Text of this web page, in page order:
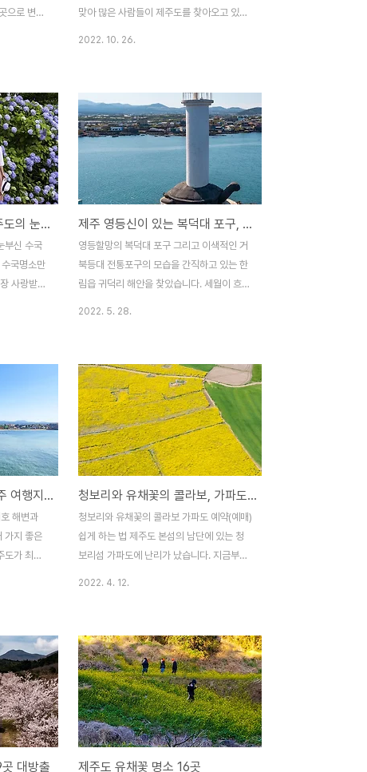
몸무게
었습니다. 날카로운 바위 지대가..
으로 변해
에겐 이색
제주도에
다른 느낌
위치해
라 남녀노
점이 있습
나 드나들
는 입장료
구에는 간
맞아 많은 사람들이 제주도를 찾아오고 있는
압권이고요, 몇 년 전에 제주도에 등장하여
이목을 집중시켰던 외래종 핑크뮬리는 이제
인기가 좀 시들해진 느낌도 듭니다. 이렇게
아름다운 가을철이면 떠나고 싶을 정도로 문
득 생각나는 곳이 있으니 그곳은 바로 섬 속
의 섬 차귀도입니다. 기이한 절벽 지대로 이
루어진 섬이지만 섬의 상부로 올라서면 탁 트
인 경관에 온 섬이 가을빛 억새로 일렁이는
모습을 보노라면 온갖 잡념이 다 사라지고 힐
링되는 느낌을 받기 때문입니다..
2022. 10. 26.
제주도민이 알려주는 제주도의 눈부신 수국명소 14곳
부신 수국
국명소만
사랑받는
다. 코로
은 사람들
입니다.
가든 밀려
수국이 개
더 가미된
명소들이
릅니다. 혼
제주 영등신이 있는 복덕대 포구, 그리고 이색 거북등대
영등할망의 복덕대 포구 그리고 이색적인 거
북등대 전통포구의 모습을 간직하고 있는 한
림읍 귀덕리 해안을 찾았습니다. 세월이 흐르
리 포구를 ‘모살개’라고 부릅니다. 모살개는
안캐와 중캐, 그리고 밖캐의 3단 구조로 만들
어졌습니다. 이곳뿐만이 아니고, 제주도 해안
에 남아 있는 전통 포구의 구조를 자세히 살
펴보면 어렵지 않게 이와 같은 형태를 볼 수
있습니다. 가장 안쪽의 안캐 포구는 태풍 때
어선을 피신시켜 놓거나 수리할 때 사용했던
곳이고, 중캐는 밀물이 되면 바다로 나갈 배
가 정박해 놓는 곳으로 그리고 밖캐는 수시로
드나드는 배들이 정박해 있..
2022. 5. 28.
위드코로나 가정의 달 제주 여행지, 이호 해변과 조랑말 등대
해변과
가지 좋은
도가 최근
주도를 찾
이렇게 많
두 어디에
보면 실감
그 많던
중에 무심
다가 관광
청보리와 유채꽃의 콜라보, 가파도 예약(예매)쉽게 하는 법
청보리와 유채꽃의 콜라보 가파도 예약(예매)
쉽게 하는 법 제주도 본섬의 남단에 있는 청
보리섬 가파도에 난리가 났습니다. 지금부터
일 가파도를 찾아 눈부신 풍경에 넋을 놓고
진정한 제주도의 풍경이 바로 이게 아니겠냐
며 탄성을 자아내고 있습니다. 청보리와 유채
꽃의 환상콜라보를 이룬 풍경은 아래쪽에서
확인하고요, 먼저 확인할 것이 따로 있습니
다. 바로 가파도를 쉽게 가는 요령입니다. 요
즘 가파도는 말 그대로 대목이라서 가파도행
2022. 4. 12.
대방출 제주도 유채꽃 명소 16곳